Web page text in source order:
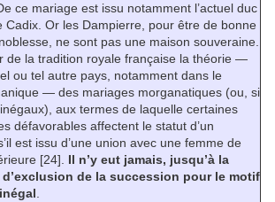
ce mariage est issu notamment l’actuel duc
Cadix. Or les Dampierre, pour être de bonne
ne sont pas une maison souveraine.
de la tradition royale française la théorie —
ou tel autre pays, notamment dans le
— des mariages morganatiques (ou, si
aux termes de laquelle certaines
défavorables affectent le statut d’un
est issu d’une union avec une femme de
[24]. Il n’y eut jamais, jusqu’à la
de la succession pour le motif
.